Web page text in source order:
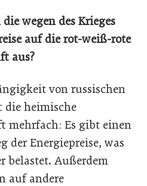
wegen des Krieges
auf die rot-weiß-rote
aus?
von russischen
die heimische
mehrfach: Es gibt einen
der Energiepreise, was
belastet. Außerdem
auf andere